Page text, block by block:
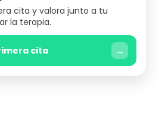
cita y valora junto a tu
la terapia.
cita →